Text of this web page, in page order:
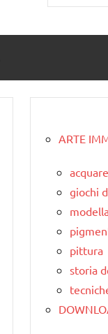
per:
ARTE
giochi
pittura
storia